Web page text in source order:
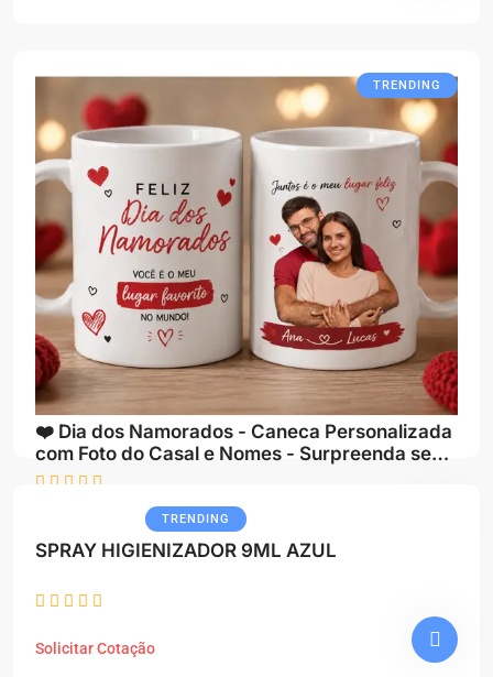
TRENDING
❤️ Dia dos Namorados - Caneca Personalizada
com Foto do Casal e Nomes - Surpreenda seu
Amor
Solicitar Cotação
TRENDING
SPRAY HIGIENIZADOR 9ML AZUL
Solicitar Cotação